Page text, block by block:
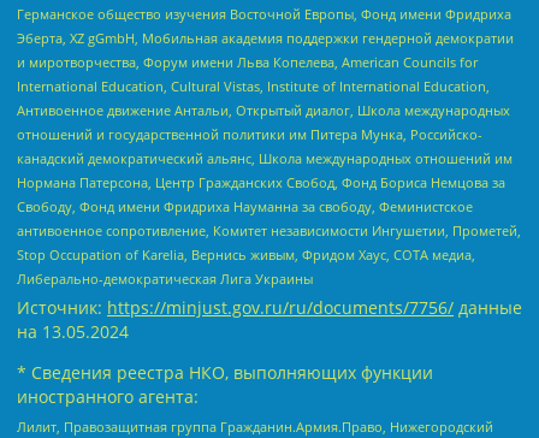
Германское общество изучения Восточной Европы, Фонд имени Фридриха
Эберта, XZ gGmbH, Мобильная академия поддержки гендерной демократии
и миротворчества, Форум имени Льва Копелева, American Councils for
International Education, Cultural Vistas, Institute of International Education,
Антивоенное движение Антальи, Открытый диалог, Школа международных
отношений и государственной политики им Питера Мунка, Российско-
канадский демократический альянс, Школа международных отношений им
Нормана Патерсона, Центр Гражданских Свобод, Фонд Бориса Немцова за
Свободу, Фонд имени Фридриха Науманна за свободу, Феминистское
антивоенное сопротивление, Комитет независимости Ингушетии, Прометей,
Stop Occupation of Karelia, Вернись живым, Фридом Хаус, СОТА медиа,
Либерально-демократическая Лига Украины
Источник: https://minjust.gov.ru/ru/documents/7756/ данные
на 13.05.2024
* Сведения реестра НКО, выполняющих функции
иностранного агента:
Лилит, Правозащитная группа Гражданин.Армия.Право, Нижегородский